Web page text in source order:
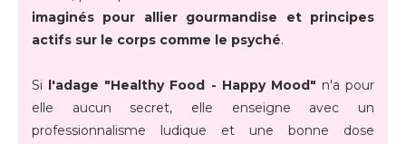
imaginés pour allier gourmandise et principes
actifs sur le corps comme le psyché.
Si l'adage "Healthy Food - Happy Mood" n'a pour
elle aucun secret, elle enseigne avec un
professionnalisme ludique et une bonne dose